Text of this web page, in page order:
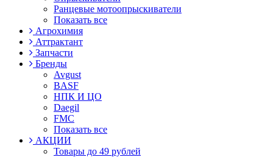
Ранцевые мотоопрыскиватели
Показать все
Агрохимия
Аттрактант
Запчасти
Бренды
Avgust
BASF
НПК И ЦО
Daegil
FMC
Показать все
АКЦИИ
Товары до 49 рублей